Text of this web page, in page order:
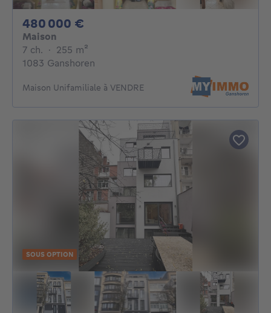
480 000 €
Maison
7 ch. 7 chambres
· 255 m²
1083 Ganshoren
Maison Unifamiliale à VENDRE
SOUS OPTION